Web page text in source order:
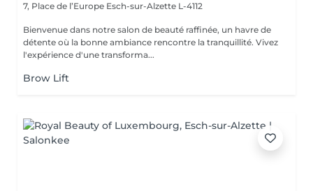
7, Place de l’Europe Esch-sur-Alzette L-4112
Bienvenue dans notre salon de beauté raffinée, un havre de
détente où la bonne ambiance rencontre la tranquillité. Vivez
l'expérience d'une transforma...
Brow Lift